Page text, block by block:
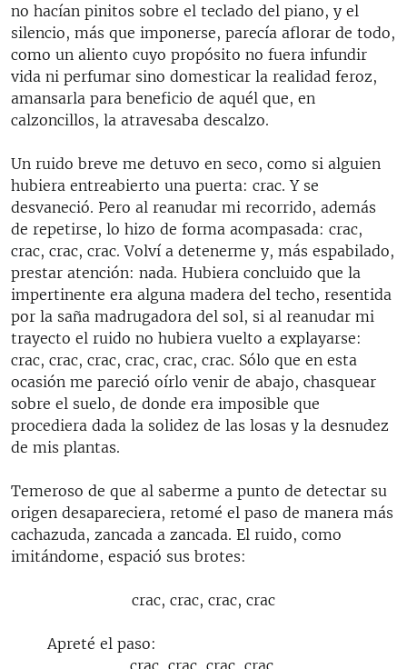
no hacían pinitos sobre el teclado del piano, y el
silencio, más que imponerse, parecía aflorar de todo,
como un aliento cuyo propósito no fuera infundir
vida ni perfumar sino domesticar la realidad feroz,
amansarla para beneficio de aquél que, en
calzoncillos, la atravesaba descalzo.
Un ruido breve me detuvo en seco, como si alguien
hubiera entreabierto una puerta: crac. Y se
desvaneció. Pero al reanudar mi recorrido, además
de repetirse, lo hizo de forma acompasada: crac,
crac, crac, crac. Volví a detenerme y, más espabilado,
prestar atención: nada. Hubiera concluido que la
impertinente era alguna madera del techo, resentida
por la saña madrugadora del sol, si al reanudar mi
trayecto el ruido no hubiera vuelto a explayarse:
crac, crac, crac, crac, crac, crac. Sólo que en esta
ocasión me pareció oírlo venir de abajo, chasquear
sobre el suelo, de donde era imposible que
procediera dada la solidez de las losas y la desnudez
de mis plantas.
Temeroso de que al saberme a punto de detectar su
origen desapareciera, retomé el paso de manera más
cachazuda, zancada a zancada. El ruido, como
imitándome, espació sus brotes:
crac, crac, crac, crac
Apreté el paso:
crac, crac, crac, crac.